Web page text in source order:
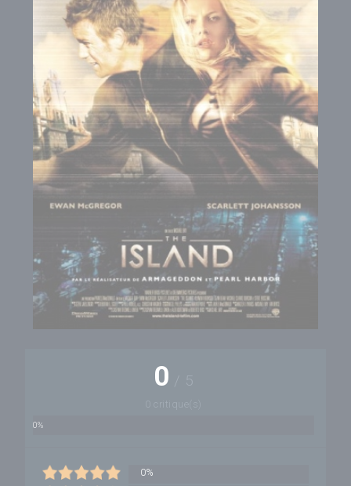
0 / 5
0 critique(s)
0%
0%